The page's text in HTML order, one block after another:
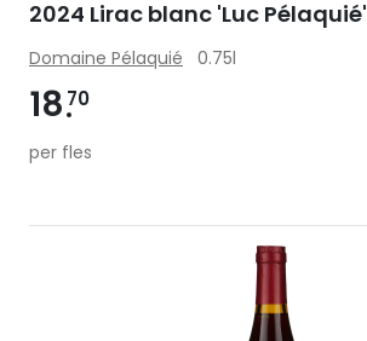
2024 Lirac blanc 'Luc Pélaquié'
Domaine Pélaquié 0.75l
18 70
per fles